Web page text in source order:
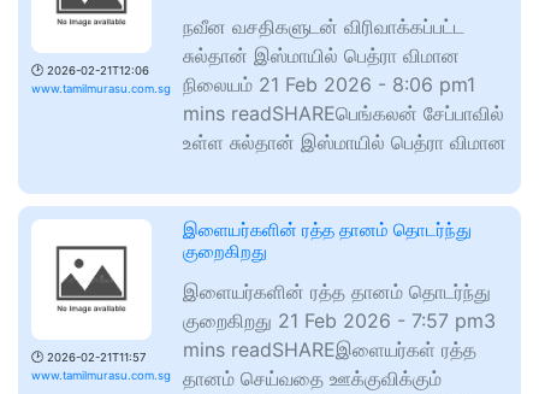
🕑 2026-02-21T12:06
www.tamilmurasu.com.sg
நவீன வசதிகளுடன் விரிவாக்கப்பட்ட
சுல்தான் இஸ்மாயில் பெத்ரா விமான
நிலையம் 21 Feb 2026 - 8:06 pm1
mins readSHAREபெங்கலன் சேப்பாவில்
உள்ள சுல்தான் இஸ்மாயில் பெத்ரா விமான
🕑 2026-02-21T11:57
www.tamilmurasu.com.sg
இளையர்களின் ரத்த தானம் தொடர்ந்து
குறைகிறது
இளையர்களின் ரத்த தானம் தொடர்ந்து
குறைகிறது 21 Feb 2026 - 7:57 pm3
mins readSHAREஇளையர்கள் ரத்த
தானம் செய்வதை ஊக்குவிக்கும்